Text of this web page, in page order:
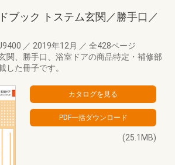
ブック トステム玄関／勝手口／
／ 2019年12月 ／ 全428ページ
関、勝手口、浴室ドアの商品特定・補修部
した冊子です。
(25.1MB)